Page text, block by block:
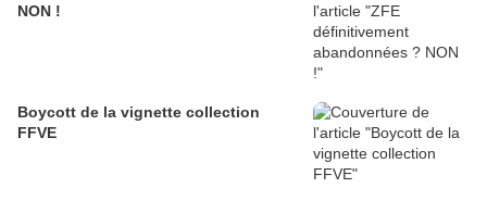
NON !
Boycott de la vignette collection
FFVE